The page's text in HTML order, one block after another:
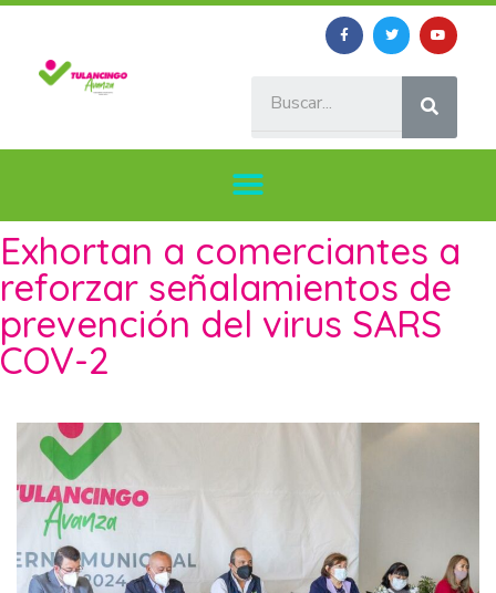
Exhortan a comerciantes a
reforzar señalamientos de
prevención del virus SARS
COV-2